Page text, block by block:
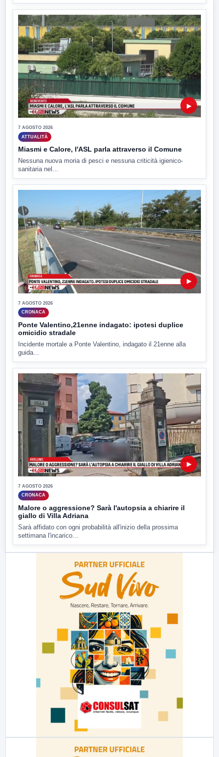
▶
7 AGOSTO 2026
ATTUALITÀ
Miasmi e Calore, l'ASL parla attraverso il Comune
Nessuna nuova moria di pesci e nessuna criticità igienico-
sanitaria nel...
▶
7 AGOSTO 2026
CRONACA
Ponte Valentino,21enne indagato: ipotesi duplice
omicidio stradale
Incidente mortale a Ponte Valentino, indagato il 21enne alla
guida...
▶
7 AGOSTO 2026
CRONACA
Malore o aggressione? Sarà l'autopsia a chiarire il
giallo di Villa Adriana
Sarà affidato con ogni probabilità all'inizio della prossima
settimana l'incarico...